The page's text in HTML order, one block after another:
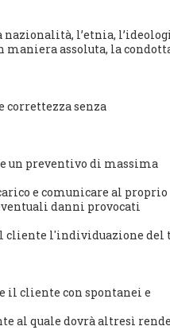
l’etnia,
maniera assoluta, la
senza
un preventivo di massima
e comunicare al proprio
danni provocati
cliente l'individuazione del
il cliente con spontanei e
al quale dovrà altresì